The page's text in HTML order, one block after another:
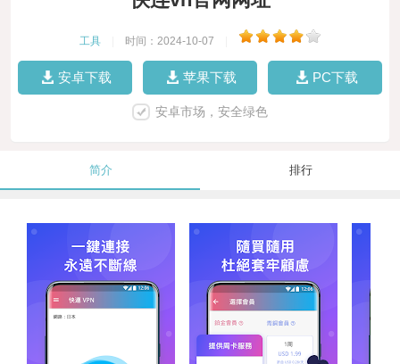
工具 时间：2024-10-07
安卓下载 苹果下载 PC下载
安卓市场，安全绿色
简介 排行